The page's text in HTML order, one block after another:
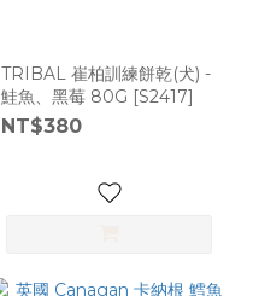
TRIBAL 崔柏訓練餅乾(犬) -
鮭魚、黑莓 80G [S2417]
NT$380